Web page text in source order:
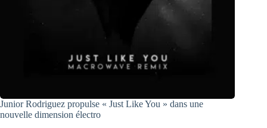
Junior Rodriguez propulse « Just Like You » dans une
nouvelle dimension électro